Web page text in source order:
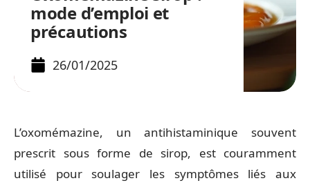
mode d’emploi et
précautions
26/01/2025
L’oxomémazine, un antihistaminique souvent
prescrit sous forme de sirop, est couramment
utilisé pour soulager les symptômes liés aux